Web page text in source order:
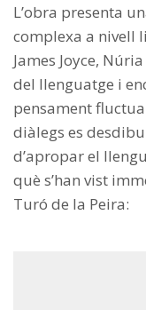
L’obra presenta
complexa a nivell
James Joyce,
del llenguatge i
pensament
diàlegs es
d’apropar el
què s’han vist
Turó de la Peira: